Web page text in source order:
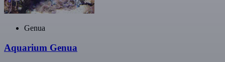
Genua
Aquarium Genua